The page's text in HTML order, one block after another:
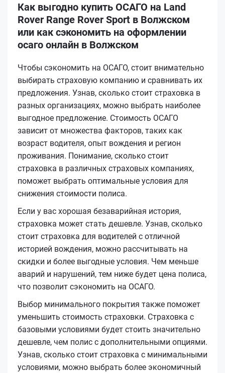
Как выгодно купить ОСАГО на Land
Rover Range Rover Sport в Волжском
или как сэкономить на оформлении
осаго онлайн в Волжском
Чтобы сэкономить на ОСАГО, стоит внимательно
выбирать страховую компанию и сравнивать их
предложения. Узнав, сколько стоит страховка в
разных организациях, можно выбрать наиболее
выгодное предложение. Стоимость ОСАГО
зависит от множества факторов, таких как
возраст водителя, опыт вождения и регион
проживания. Понимание, сколько стоит
страховка в различных страховых компаниях,
поможет выбрать оптимальные условия для
снижения стоимости полиса.
Если у вас хорошая безаварийная история,
страховка может стать дешевле. Узнав, сколько
стоит страховка для водителей с отличной
историей вождения, можно рассчитывать на
скидки и более выгодные условия. Чем меньше
аварий и нарушений, тем ниже будет цена полиса,
что позволит сэкономить на ОСАГО.
Выбор минимального покрытия также поможет
уменьшить стоимость страховки. Страховка с
базовыми условиями будет стоить значительно
дешевле, чем полис с дополнительными опциями.
Узнав, сколько стоит страховка с минимальными
условиями, можно выбрать более экономичный